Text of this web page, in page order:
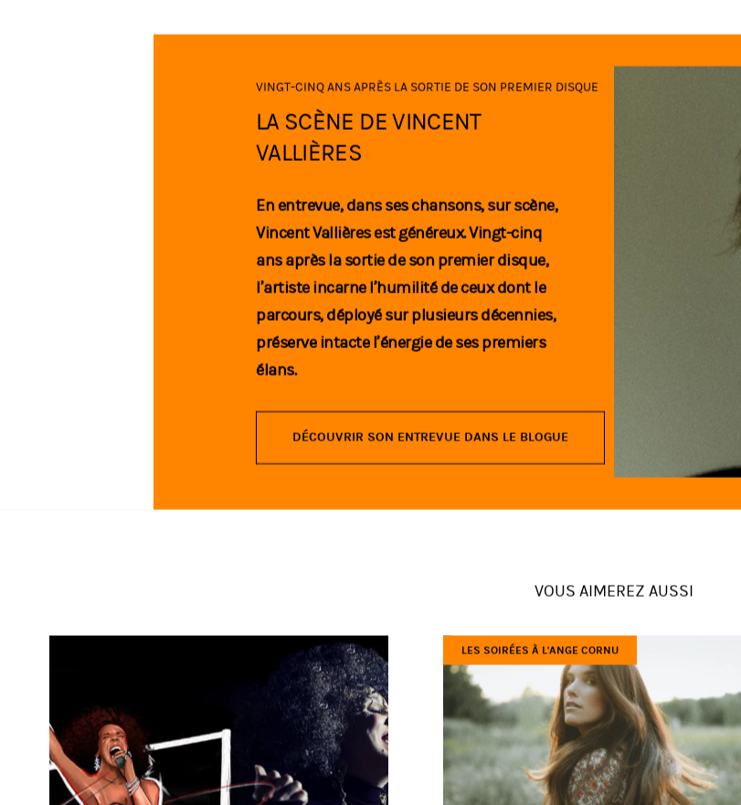
LA SCÈNE DE VINCENT
VALLIÈRES
En entrevue, dans ses chansons, sur scène,
Vincent Vallières est généreux. Vingt-cinq
ans après la sortie de son premier disque,
l’artiste incarne l’humilité de ceux dont le
parcours, déployé sur plusieurs décennies,
préserve intacte l’énergie de ses premiers
LES SOIRÉES À L'ANGE CORNU